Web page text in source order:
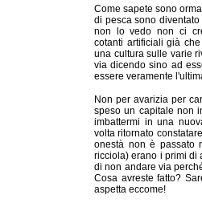
Come sapete sono
di pesca sono
non lo vedo non ci
cotanti artificiali già
una cultura sulle varie
via dicendo sino ad
essere veramente
Non per avarizia per
speso un capitale non
imbattermi in una
volta ritornato
onestà non è passato
ricciola) erano i primi di
di non andare via
Cosa avreste fatto?
aspetta eccome!